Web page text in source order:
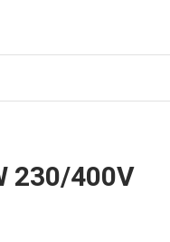
230/400V